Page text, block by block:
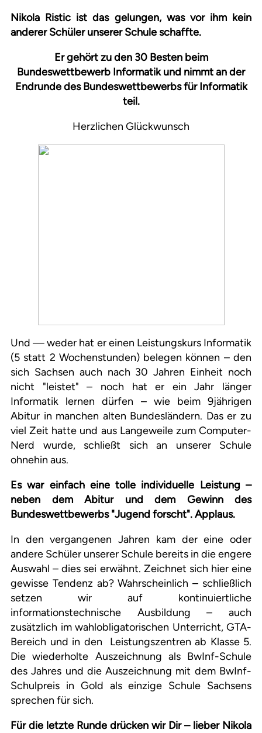
Nikola Ristic ist das gelungen, was vor ihm kein
anderer Schüler unserer Schule schaffte.
Er gehört zu den 30 Besten beim
Bundeswettbewerb Informatik und nimmt an der
Endrunde des Bundeswettbewerbs für Informatik
teil.
Herzlichen Glückwunsch
Und — weder hat er einen Leistungskurs Informatik
(5 statt 2 Wochenstunden) belegen können – den
sich Sachsen auch nach 30 Jahren Einheit noch
nicht "leistet" – noch hat er ein Jahr länger
Informatik lernen dürfen – wie beim 9jährigen
Abitur in manchen alten Bundesländern. Das er zu
viel Zeit hatte und aus Langeweile zum Computer-
Nerd wurde, schließt sich an unserer Schule
ohnehin aus.
Es war einfach eine tolle individuelle Leistung –
neben dem Abitur und dem Gewinn des
Bundeswettbewerbs "Jugend forscht". Applaus.
In den vergangenen Jahren kam der eine oder
andere Schüler unserer Schule bereits in die engere
Auswahl – dies sei erwähnt. Zeichnet sich hier eine
gewisse Tendenz ab? Wahrscheinlich – schließlich
setzen wir auf kontinuiertliche
informationstechnische Ausbildung – auch
zusätzlich im wahlobligatorischen Unterricht, GTA-
Bereich und in den Leistungszentren ab Klasse 5.
Die wiederholte Auszeichnung als BwInf-Schule
des Jahres und die Auszeichnung mit dem BwInf-
Schulpreis in Gold als einzige Schule Sachsens
sprechen für sich.
Für die letzte Runde drücken wir Dir – lieber Nikola